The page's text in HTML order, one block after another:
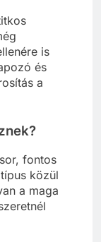
is
és
a
fontos
közül
a maga